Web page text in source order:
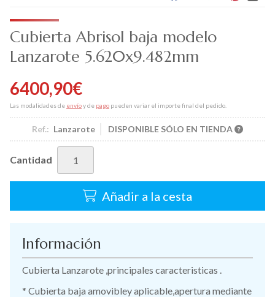
Cubierta Abrisol baja modelo
Lanzarote 5.620x9.482mm
6400,90€
Las modalidades de envíoy de pago pueden variar el importe final del pedido.
Ref.: Lanzarote DISPONIBLE SÓLO EN TIENDA
Cantidad
Añadir a la cesta
Información
Cubierta Lanzarote ,principales caracteristicas .
* Cubierta baja amovibley aplicable,apertura mediante